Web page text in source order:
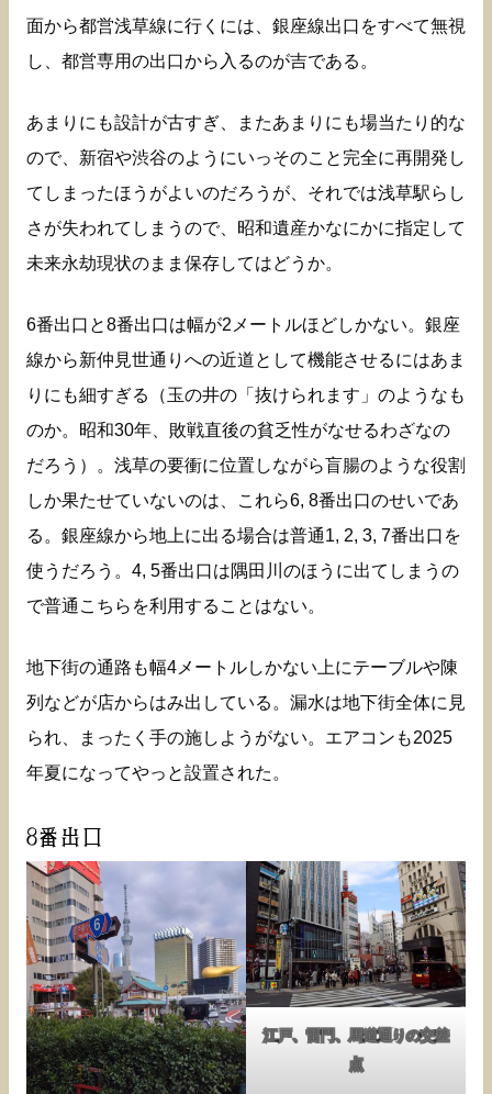
面から都営浅草線に行くには、銀座線出口をすべて無視
し、都営専用の出口から入るのが吉である。
あまりにも設計が古すぎ、またあまりにも場当たり的な
ので、新宿や渋谷のようにいっそのこと完全に再開発し
てしまったほうがよいのだろうが、それでは浅草駅らし
さが失われてしまうので、昭和遺産かなにかに指定して
未来永劫現状のまま保存してはどうか。
6番出口と8番出口は幅が2メートルほどしかない。銀座
線から新仲見世通りへの近道として機能させるにはあま
りにも細すぎる（玉の井の「抜けられます」のようなも
のか。昭和30年、敗戦直後の貧乏性がなせるわざなの
だろう）。浅草の要衝に位置しながら盲腸のような役割
しか果たせていないのは、これら6, 8番出口のせいであ
る。銀座線から地上に出る場合は普通1, 2, 3, 7番出口を
使うだろう。4, 5番出口は隅田川のほうに出てしまうの
で普通こちらを利用することはない。
地下街の通路も幅4メートルしかない上にテーブルや陳
列などが店からはみ出している。漏水は地下街全体に見
られ、まったく手の施しようがない。エアコンも2025
年夏になってやっと設置された。
8番出口
江戸、雷門、馬道通りの交差
点